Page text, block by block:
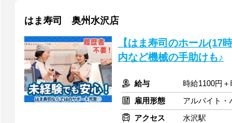
はま寿司 奥州水沢店
【はま寿司のホール
内など機械の手助けも♪
給与
時給1100円
雇用形態
アルバイト・
アクセス
水沢駅